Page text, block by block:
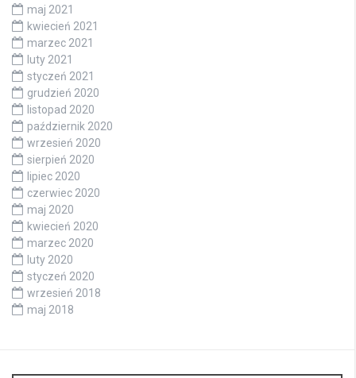
maj 2021
kwiecień 2021
marzec 2021
luty 2021
styczeń 2021
grudzień 2020
listopad 2020
październik 2020
wrzesień 2020
sierpień 2020
lipiec 2020
czerwiec 2020
maj 2020
kwiecień 2020
marzec 2020
luty 2020
styczeń 2020
wrzesień 2018
maj 2018